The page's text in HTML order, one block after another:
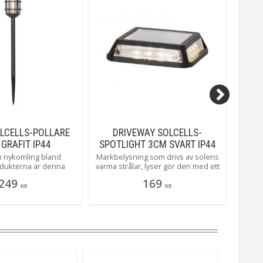
POLLARE
IP44
nykomling bland
är denna
varmvitt sken.
KR
DRIVEWAY SOLCELLS-
SPOTLIGHT 3CM SVART IP44
Markbelysning som drivs av solens
varma strålar, lyser gör den med ett
vid en uppfart eller kanske som
169 KR